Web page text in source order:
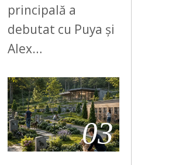
principală a
debutat cu Puya și
Alex…
03